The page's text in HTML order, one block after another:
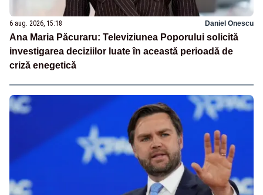
6 aug. 2026, 15:18 Daniel Onescu
Ana Maria Păcuraru: Televiziunea Poporului solicită
investigarea deciziilor luate în această perioadă de
criză enegetică